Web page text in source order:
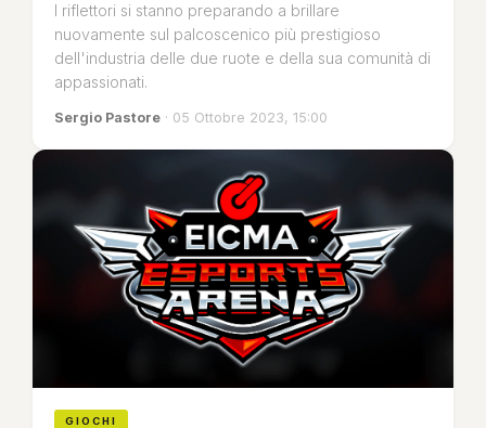
I riflettori si stanno preparando a brillare
nuovamente sul palcoscenico più prestigioso
dell'industria delle due ruote e della sua comunità di
appassionati.
Sergio Pastore · 05 Ottobre 2023, 15:00
GIOCHI